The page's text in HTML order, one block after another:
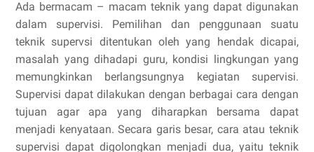
Ada bermacam – macam teknik yang dapat digunakan
dalam supervisi. Pemilihan dan penggunaan suatu
teknik supervsi ditentukan oleh yang hendak dicapai,
masalah yang dihadapi guru, kondisi lingkungan yang
memungkinkan berlangsungnya kegiatan supervisi.
Supervisi dapat dilakukan dengan berbagai cara dengan
tujuan agar apa yang diharapkan bersama dapat
menjadi kenyataan. Secara garis besar, cara atau teknik
supervisi dapat digolongkan menjadi dua, yaitu teknik